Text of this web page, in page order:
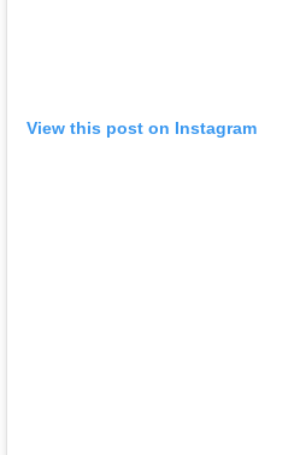
View this post on Instagram